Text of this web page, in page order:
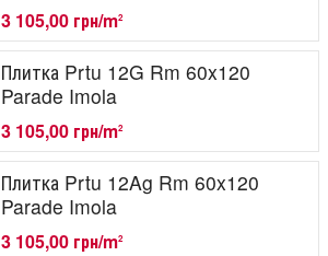
3 105,00 грн/m2
Плитка Prtu 12G Rm 60x120
Parade Imola
3 105,00 грн/m2
Плитка Prtu 12Ag Rm 60x120
Parade Imola
3 105,00 грн/m2